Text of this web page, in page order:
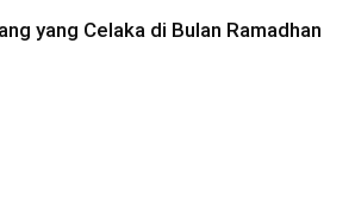
yang Celaka di Bulan Ramadhan